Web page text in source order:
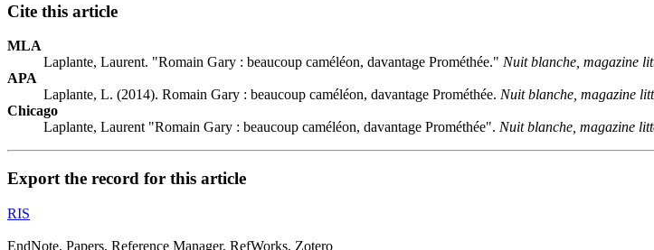
Cite this article
MLA
Laplante, Laurent. "Romain Gary : beaucoup caméléon, davantage Prométhée." Nuit blanche, magazine
APA
Laplante, L. (2014). Romain Gary : beaucoup caméléon, davantage Prométhée. Nuit blanche, magazine
Chicago
Laplante, Laurent "Romain Gary : beaucoup caméléon, davantage Prométhée". Nuit blanche, magazine
Export the record for this article
RIS
EndNote, Papers, Reference Manager, RefWorks, Zotero